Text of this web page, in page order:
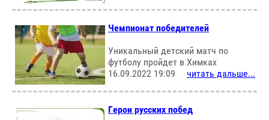
Чемпионат победителей
Уникальный детский матч по
футболу пройдет в Химках
16.09.2022 19:09
читать дальше...
Герои русских побед